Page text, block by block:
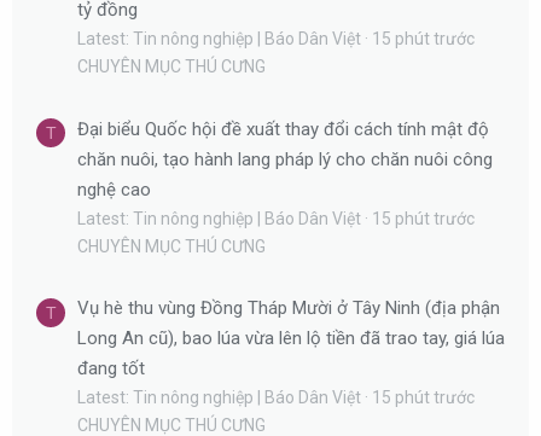
tỷ đồng
Latest: Tin nông nghiệp | Báo Dân Việt
15 phút trước
CHUYÊN MỤC THÚ CƯNG
T
Đại biểu Quốc hội đề xuất thay đổi cách tính mật độ
chăn nuôi, tạo hành lang pháp lý cho chăn nuôi công
nghệ cao
Latest: Tin nông nghiệp | Báo Dân Việt
15 phút trước
CHUYÊN MỤC THÚ CƯNG
T
Vụ hè thu vùng Đồng Tháp Mười ở Tây Ninh (địa phận
Long An cũ), bao lúa vừa lên lộ tiền đã trao tay, giá lúa
đang tốt
Latest: Tin nông nghiệp | Báo Dân Việt
15 phút trước
CHUYÊN MỤC THÚ CƯNG